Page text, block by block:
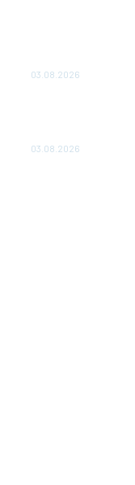
03.08.2026
03.08.2026